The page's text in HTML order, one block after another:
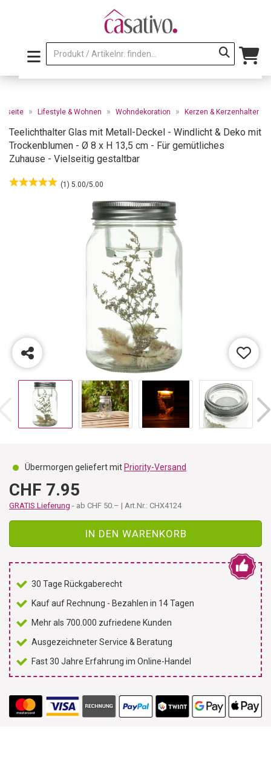
» Lifestyle & Wohnen » Wohndekoration » Kerzen & Kerzenhalter
Teelichthalter Glas mit Metall-Deckel - Windlicht & Deko mit
Trockenblumen - Ø 8 x H 13,5 cm - Für gemütliches
Zuhause - Vielseitig gestaltbar
(1) 5.00/5.00
Übermorgen geliefert mit Priority-Versand
CHF 7.95
GRATIS Lieferung - ab CHF 50.– | Art.Nr.: CHX4124
IN DEN WARENKORB
30 Tage Rückgaberecht
Kauf auf Rechnung - Bezahlen in 14 Tagen
Mehr als 700.000 zufriedene Kunden
Ausgezeichneter Service & Beratung
Fast 30 Jahre Erfahrung im Online-Handel